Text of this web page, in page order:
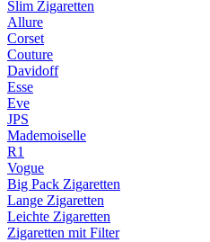
Slim Zigaretten
Allure
Corset
Couture
Davidoff
Esse
Eve
JPS
Mademoiselle
R1
Vogue
Big Pack Zigaretten
Lange Zigaretten
Leichte Zigaretten
Zigaretten mit Filter